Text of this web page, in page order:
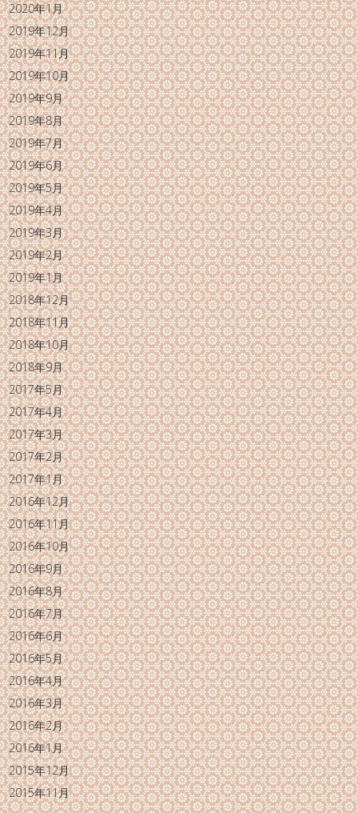
2020年1月
2019年12月
2019年11月
2019年10月
2019年9月
2019年8月
2019年7月
2019年6月
2019年5月
2019年4月
2019年3月
2019年2月
2019年1月
2018年12月
2018年11月
2018年10月
2018年9月
2017年5月
2017年4月
2017年3月
2017年2月
2017年1月
2016年12月
2016年11月
2016年10月
2016年9月
2016年8月
2016年7月
2016年6月
2016年5月
2016年4月
2016年3月
2016年2月
2016年1月
2015年12月
2015年11月